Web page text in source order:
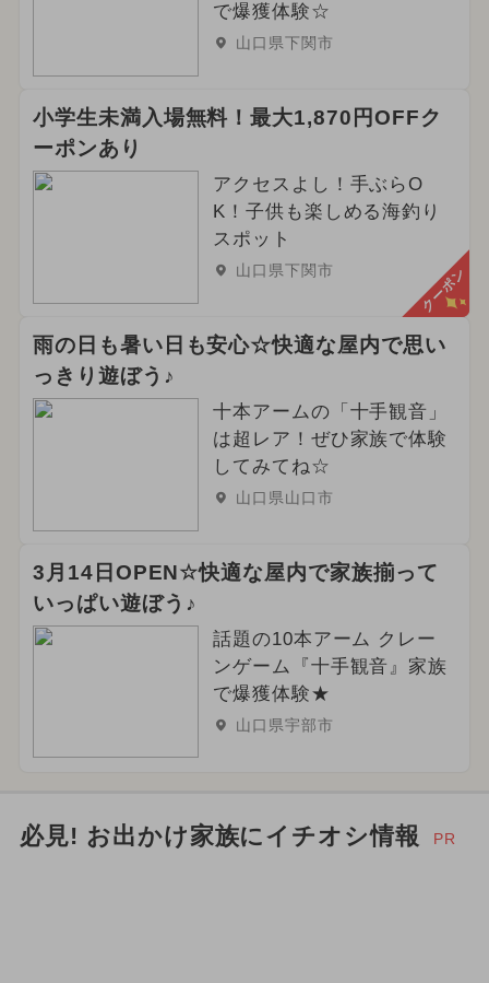
で爆獲体験☆
山口県下関市
小学生未満入場無料！最大1,870円OFFク
ーポンあり
アクセスよし！手ぶらO
K！子供も楽しめる海釣り
スポット
山口県下関市 クーポン
雨の日も暑い日も安心☆快適な屋内で思い
っきり遊ぼう♪
十本アームの「十手観音」
は超レア！ぜひ家族で体験
してみてね☆
山口県山口市
3月14日OPEN☆快適な屋内で家族揃って
いっぱい遊ぼう♪
話題の10本アーム クレー
ンゲーム『十手観音』家族
で爆獲体験★
山口県宇部市
必見! お出かけ家族にイチオシ情報 PR